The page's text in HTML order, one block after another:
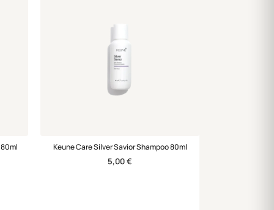
Keune Care Silver Savior Shampoo 80ml
5,00€